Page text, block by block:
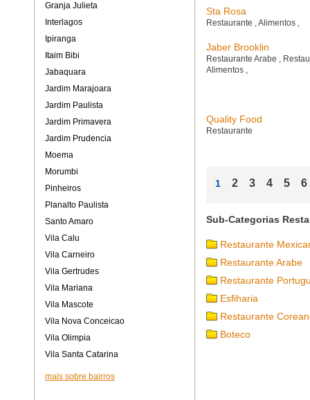
Granja Julieta
Interlagos
Ipiranga
Itaim Bibi
Jabaquara
Jardim Marajoara
Jardim Paulista
Jardim Primavera
Jardim Prudencia
Moema
Morumbi
Pinheiros
Planalto Paulista
Santo Amaro
Vila Calu
Vila Carneiro
Vila Gertrudes
Vila Mariana
Vila Mascote
Vila Nova Conceicao
Vila Olimpia
Vila Santa Catarina
mais sobre bairros
Sta Rosa
Restaurante ,Alimentos ,
Jaber Brooklin
Restaurante Arabe ,
Alimentos ,
Quality Food
Restaurante
1 2 3 4 5 6
Sub-Categorias
Restaurante
Restaurante Arabe
Restaurante
Esfiharia
Restaurante
Boteco